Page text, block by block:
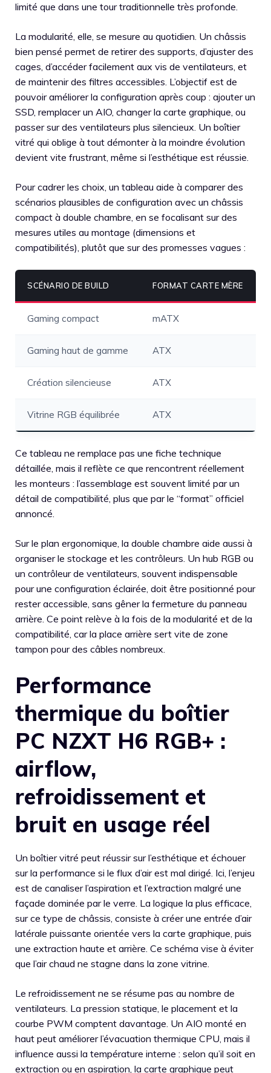
limité que dans une tour traditionnelle très profonde.
La modularité, elle, se mesure au quotidien. Un châssis
bien pensé permet de retirer des supports, d’ajuster des
cages, d’accéder facilement aux vis de ventilateurs, et
de maintenir des filtres accessibles. L’objectif est de
pouvoir améliorer la configuration après coup : ajouter un
SSD, remplacer un AIO, changer la carte graphique, ou
passer sur des ventilateurs plus silencieux. Un boîtier
vitré qui oblige à tout démonter à la moindre évolution
devient vite frustrant, même si l’esthétique est réussie.
Pour cadrer les choix, un tableau aide à comparer des
scénarios plausibles de configuration avec un châssis
compact à double chambre, en se focalisant sur des
mesures utiles au montage (dimensions et
compatibilités), plutôt que sur des promesses vagues :
SCÉNARIO DE BUILD FORMAT CARTE MÈRE
Gaming compact mATX
Gaming haut de gamme ATX
Création silencieuse ATX
Vitrine RGB équilibrée ATX
Ce tableau ne remplace pas une fiche technique
détaillée, mais il reflète ce que rencontrent réellement
les monteurs : l’assemblage est souvent limité par un
détail de compatibilité, plus que par le “format” officiel
annoncé.
Sur le plan ergonomique, la double chambre aide aussi à
organiser le stockage et les contrôleurs. Un hub RGB ou
un contrôleur de ventilateurs, souvent indispensable
pour une configuration éclairée, doit être positionné pour
rester accessible, sans gêner la fermeture du panneau
arrière. Ce point relève à la fois de la modularité et de la
compatibilité, car la place arrière sert vite de zone
tampon pour des câbles nombreux.
Performance
thermique du boîtier
PC NZXT H6 RGB+ :
airflow,
refroidissement et
bruit en usage réel
Un boîtier vitré peut réussir sur l’esthétique et échouer
sur la performance si le flux d’air est mal dirigé. Ici, l’enjeu
est de canaliser l’aspiration et l’extraction malgré une
façade dominée par le verre. La logique la plus efficace,
sur ce type de châssis, consiste à créer une entrée d’air
latérale puissante orientée vers la carte graphique, puis
une extraction haute et arrière. Ce schéma vise à éviter
que l’air chaud ne stagne dans la zone vitrine.
Le refroidissement ne se résume pas au nombre de
ventilateurs. La pression statique, le placement et la
courbe PWM comptent davantage. Un AIO monté en
haut peut améliorer l’évacuation thermique CPU, mais il
influence aussi la température interne : selon qu’il soit en
extraction ou en aspiration, la carte graphique peut